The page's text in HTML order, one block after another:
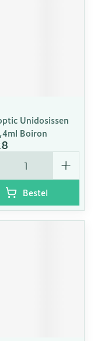
Unidosissen
Boiron
Bestel